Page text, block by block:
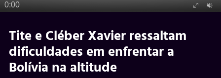
Tite e Cléber Xavier ressaltam
dificuldades em enfrentar a
Bolívia na altitude